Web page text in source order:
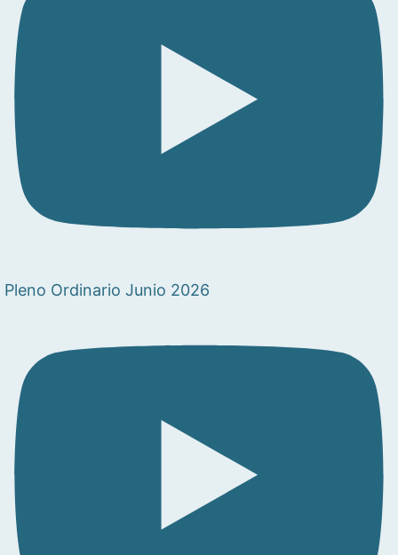
Pleno Ordinario Junio 2026